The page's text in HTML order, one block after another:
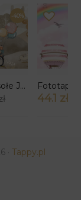
-40%
Fototapeta Wesołe Jesienne Zwierzątka
44.1 zł
Tappy.pl